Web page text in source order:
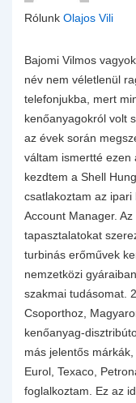
Rólunk Olajos Vili
Bajomi Vilmos
név nem véletlenül
telefonjukba, mert
kenőanyagokról volt
az évek során
váltam ismertté ezen
kezdtem a Shell
csatlakoztam az
Account Manager.
tapasztalatokat
turbinás erőművek
nemzetközi
szakmai tudásomat.
Csoporthoz,
kenőanyag-
más jelentős
Eurol, Texaco,
foglalkoztam. Ez az